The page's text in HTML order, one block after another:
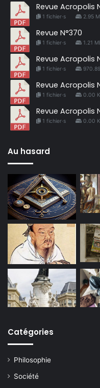
Revue Acropolis
1 fichier·s 2.95
Revue N°370
1 fichier·s 1.21
Revue Acropolis
1 fichier·s
Revue Acropolis
1 fichier·s 0.00
Revue Acropolis
1 fichier·s 0.00
Au hasard
Catégories
Philosophie
Société